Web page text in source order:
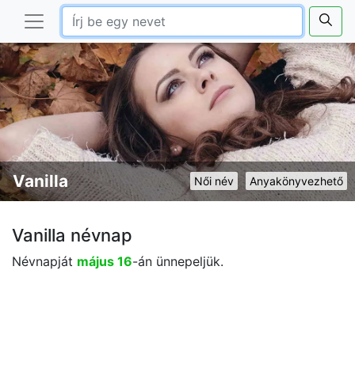
Anyakönyvezhető
Női név
Vanilla
Vanilla névnap
Névnapját május 16-án ünnepeljük.